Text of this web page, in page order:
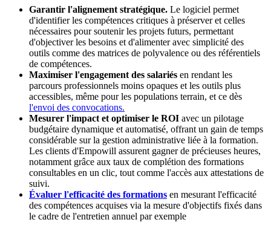
Garantir l'alignement stratégique. Le logiciel permet
d'identifier les compétences critiques à préserver et celles
nécessaires pour soutenir les projets futurs, permettant
d'objectiver les besoins et d'alimenter avec simplicité des
outils comme des matrices de polyvalence ou des référentiels
de compétences.
Maximiser l'engagement des salariés en rendant les
parcours professionnels moins opaques et les outils plus
accessibles, même pour les populations terrain, et ce dès
l'envoi des convocations.
Mesurer l'impact et optimiser le ROI avec un pilotage
budgétaire dynamique et automatisé, offrant un gain de temps
considérable sur la gestion administrative liée à la formation.
Les clients d'Empowill assurent gagner de précieuses heures,
notamment grâce aux taux de complétion des formations
consultables en un clic, tout comme l'accès aux attestations de
suivi.
Évaluer l'efficacité des formations en mesurant l'efficacité
des compétences acquises via la mesure d'objectifs fixés dans
le cadre de l'entretien annuel par exemple